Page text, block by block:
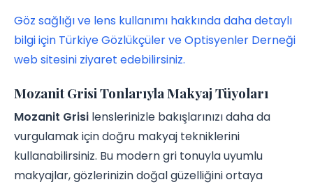
Göz sağlığı ve lens kullanımı hakkında daha detaylı
bilgi için Türkiye Gözlükçüler ve Optisyenler Derneği
web sitesini ziyaret edebilirsiniz.
Mozanit Grisi Tonlarıyla Makyaj Tüyoları
Mozanit Grisi lenslerinizle bakışlarınızı daha da
vurgulamak için doğru makyaj tekniklerini
kullanabilirsiniz. Bu modern gri tonuyla uyumlu
makyajlar, gözlerinizin doğal güzelliğini ortaya